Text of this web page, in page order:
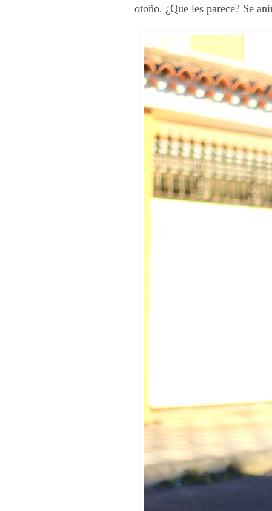
otoño. ¿Que les parece? Se